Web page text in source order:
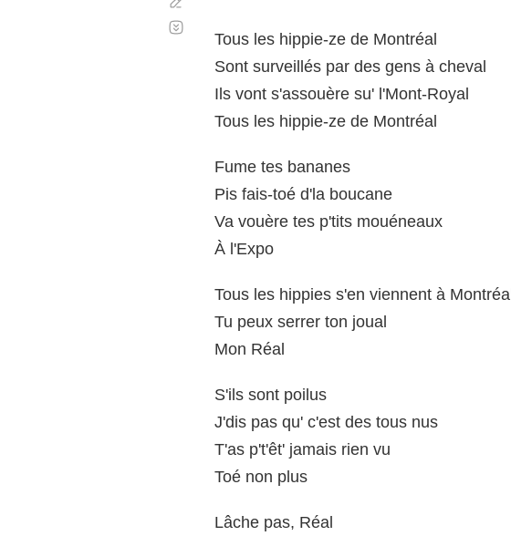
Tous les hippie-ze de Montréal
Sont surveillés par des gens à cheval
Ils vont s'assouère su' l'Mont-Royal
Tous les hippie-ze de Montréal
Fume tes bananes
Pis fais-toé d'la boucane
Va vouère tes p'tits mouéneaux
À l'Expo
Tous les hippies s'en viennent à Montréal
Tu peux serrer ton joual
Mon Réal
S'ils sont poilus
J'dis pas qu' c'est des tous nus
T'as p't'êt' jamais rien vu
Toé non plus
Lâche pas, Réal
automático